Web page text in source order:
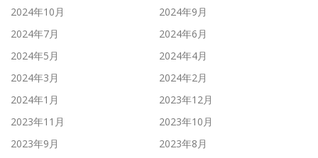
2024年10月
2024年9月
2024年7月
2024年6月
2024年5月
2024年4月
2024年3月
2024年2月
2024年1月
2023年12月
2023年11月
2023年10月
2023年9月
2023年8月